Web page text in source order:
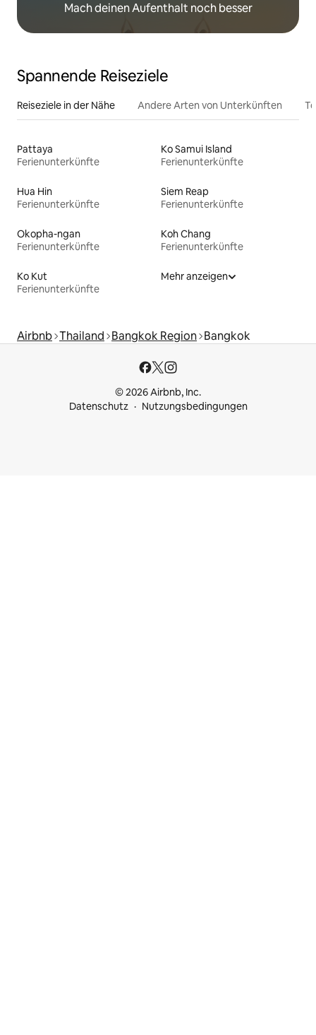
Mach deinen Aufenthalt noch besser
Spannende Reiseziele
Reiseziele in der Nähe Andere Arten von Unterkünften
Pattaya
Ferienunterkünfte
Ko Samui Island
Ferienunterkünfte
Hua Hin
Ferienunterkünfte
Siem Reap
Ferienunterkünfte
Okopha-ngan
Ferienunterkünfte
Koh Chang
Ferienunterkünfte
Ko Kut
Ferienunterkünfte
Mehr anzeigen
Airbnb Thailand Bangkok Region Bangkok
© 2026 Airbnb, Inc.
Datenschutz
Nutzungsbedingungen